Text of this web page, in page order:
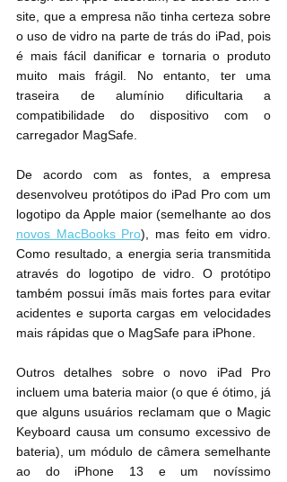
site, que a empresa não tinha certeza sobre
o uso de vidro na parte de trás do iPad, pois
é mais fácil danificar e tornaria o produto
muito mais frágil. No entanto, ter uma
traseira de alumínio dificultaria a
compatibilidade do dispositivo com o
carregador MagSafe.
De acordo com as fontes, a empresa
desenvolveu protótipos do iPad Pro com um
novos MacBooks Pro), mas feito em vidro.
Como resultado, a energia seria transmitida
através do logotipo de vidro. O protótipo
também possui ímãs mais fortes para evitar
acidentes e suporta cargas em velocidades
mais rápidas que o MagSafe para iPhone.
Outros detalhes sobre o novo iPad Pro
incluem uma bateria maior (o que é ótimo, já
que alguns usuários reclamam que o Magic
Keyboard causa um consumo excessivo de
bateria), um módulo de câmera semelhante
ao do iPhone 13 e um novíssimo